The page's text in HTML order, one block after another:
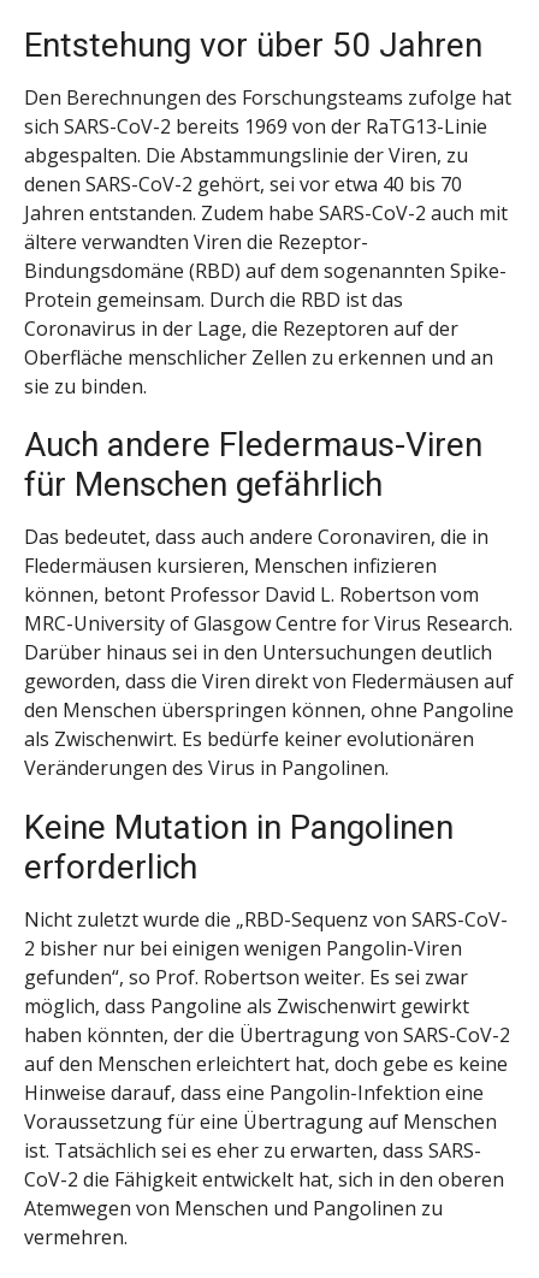
Entstehung vor über 50 Jahren
Den Berechnungen des Forschungsteams zufolge hat
sich SARS-CoV-2 bereits 1969 von der RaTG13-Linie
abgespalten. Die Abstammungslinie der Viren, zu
denen SARS-CoV-2 gehört, sei vor etwa 40 bis 70
Jahren entstanden. Zudem habe SARS-CoV-2 auch mit
ältere verwandten Viren die Rezeptor-
Bindungsdomäne (RBD) auf dem sogenannten Spike-
Protein gemeinsam. Durch die RBD ist das
Coronavirus in der Lage, die Rezeptoren auf der
Oberfläche menschlicher Zellen zu erkennen und an
sie zu binden.
Auch andere Fledermaus-Viren
für Menschen gefährlich
Das bedeutet, dass auch andere Coronaviren, die in
Fledermäusen kursieren, Menschen infizieren
können, betont Professor David L. Robertson vom
MRC-University of Glasgow Centre for Virus Research.
Darüber hinaus sei in den Untersuchungen deutlich
geworden, dass die Viren direkt von Fledermäusen auf
den Menschen überspringen können, ohne Pangoline
als Zwischenwirt. Es bedürfe keiner evolutionären
Veränderungen des Virus in Pangolinen.
Keine Mutation in Pangolinen
erforderlich
Nicht zuletzt wurde die „RBD-Sequenz von SARS-CoV-
2 bisher nur bei einigen wenigen Pangolin-Viren
gefunden“, so Prof. Robertson weiter. Es sei zwar
möglich, dass Pangoline als Zwischenwirt gewirkt
haben könnten, der die Übertragung von SARS-CoV-2
auf den Menschen erleichtert hat, doch gebe es keine
Hinweise darauf, dass eine Pangolin-Infektion eine
Voraussetzung für eine Übertragung auf Menschen
ist. Tatsächlich sei es eher zu erwarten, dass SARS-
CoV-2 die Fähigkeit entwickelt hat, sich in den oberen
Atemwegen von Menschen und Pangolinen zu
vermehren.